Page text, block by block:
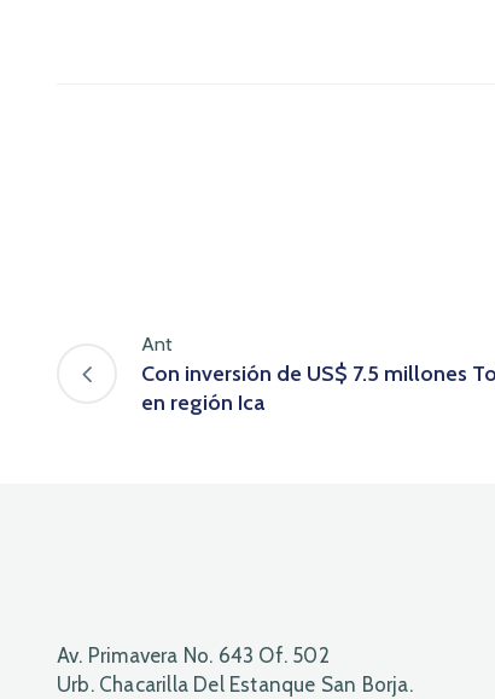
Ant
Con inversión de US$ 7.5 millones
en región Ica
Av. Primavera No. 643 Of. 502
Urb. Chacarilla Del Estanque San Borja.